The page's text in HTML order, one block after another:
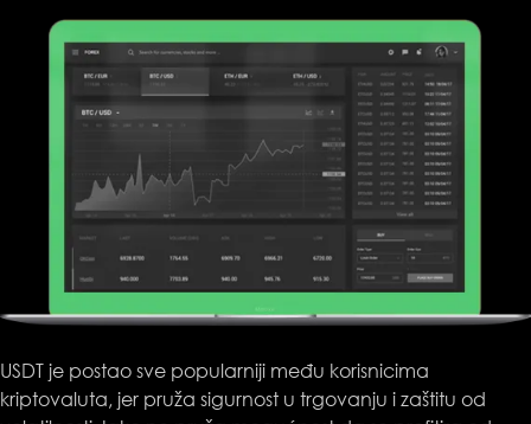
USDT je postao sve popularniji među korisnicima
kriptovaluta, jer pruža sigurnost u trgovanju i zaštitu od